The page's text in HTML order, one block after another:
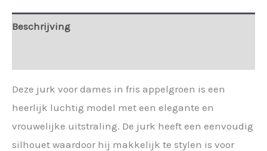
Beschrijving
Deze jurk voor dames in fris appelgroen is een
heerlijk luchtig model met een elegante en
vrouwelijke uitstraling. De jurk heeft een eenvoudig
silhouet waardoor hij makkelijk te stylen is voor